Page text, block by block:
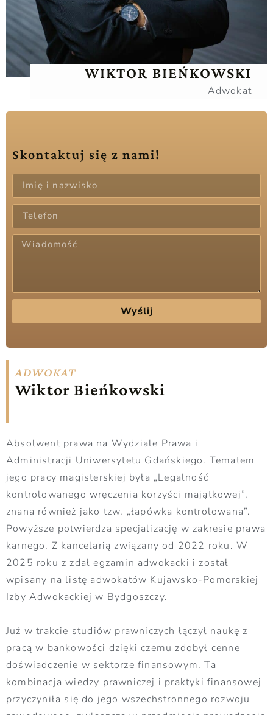
WIKTOR BIEŃKOWSKI
Adwokat
Skontaktuj się z nami!
Wyślij
ADWOKAT
Wiktor Bieńkowski
Absolwent prawa na Wydziale Prawa i
Administracji Uniwersytetu Gdańskiego. Tematem
jego pracy magisterskiej była „Legalność
kontrolowanego wręczenia korzyści majątkowej”,
znana również jako tzw. „łapówka kontrolowana”.
Powyższe potwierdza specjalizację w zakresie prawa
karnego. Z kancelarią związany od 2022 roku. W
2025 roku z zdał egzamin adwokacki i został
wpisany na listę adwokatów Kujawsko-Pomorskiej
Izby Adwokackiej w Bydgoszczy.
Już w trakcie studiów prawniczych łączył naukę z
pracą w bankowości dzięki czemu zdobył cenne
doświadczenie w sektorze finansowym. Ta
kombinacja wiedzy prawniczej i praktyki finansowej
przyczyniła się do jego wszechstronnego rozwoju